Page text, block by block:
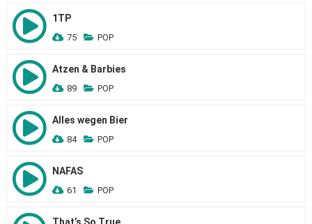
1TP
75 POP
Atzen & Barbies
89 POP
Alles wegen Bier
84 POP
NAFAS
61 POP